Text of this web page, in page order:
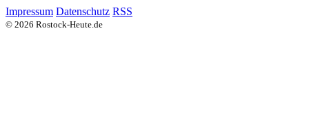
Impressum Datenschutz RSS
© 2026 Rostock-Heute.de